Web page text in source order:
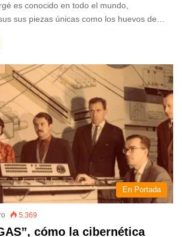
es conocido en todo el mundo,
sus piezas únicas como los huevos de…
En Portada
5.369
cómo la cibernética